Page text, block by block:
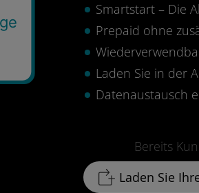
Smartstart – Die
Prepaid ohne
Laden Sie in der
Datenaustausch
Bereits
Laden Sie